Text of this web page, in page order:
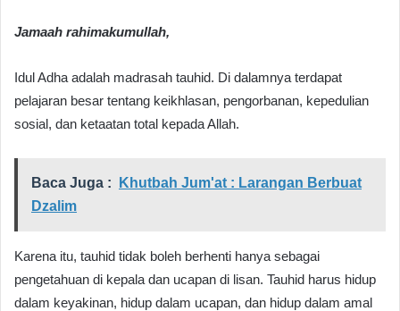
Jamaah rahimakumullah,
Idul Adha adalah madrasah tauhid. Di dalamnya terdapat
pelajaran besar tentang keikhlasan, pengorbanan, kepedulian
sosial, dan ketaatan total kepada Allah.
Baca Juga :
Khutbah Jum'at : Larangan Berbuat
Dzalim
Karena itu, tauhid tidak boleh berhenti hanya sebagai
pengetahuan di kepala dan ucapan di lisan. Tauhid harus hidup
dalam keyakinan, hidup dalam ucapan, dan hidup dalam amal